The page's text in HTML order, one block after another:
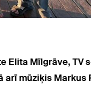
Elita Mīlgrāve, TV
arī mūziķis Markus